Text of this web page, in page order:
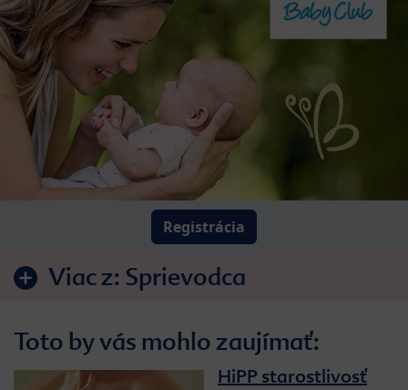
Registrácia
Viac z: Sprievodca
Toto by vás mohlo zaujímať:
HiPP starostlivosť